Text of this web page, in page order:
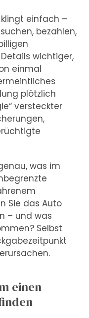
einfach –
bezahlen,
wichtiger,
einmal
plötzlich
versteckter
was im
Sie das Auto
– und was
Selbst
einen